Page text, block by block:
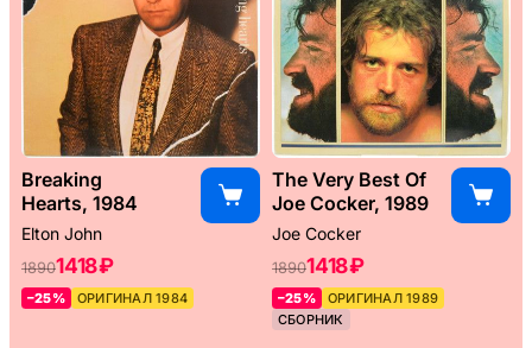
Breaking
Hearts, 1984
Elton John
18901418 ₽
–25% ОРИГИНАЛ 1984
The Very Best Of
Joe Cocker, 1989
Joe Cocker
18901418 ₽
–25%
ОРИГИНАЛ 1989
СБОРНИК